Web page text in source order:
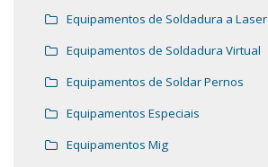
Equipamentos de Soldadura a Laser
Equipamentos de Soldadura Virtual
Equipamentos de Soldar Pernos
Equipamentos Especiais
Equipamentos Mig